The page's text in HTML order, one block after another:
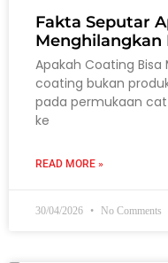
Fakta Seputar
Menghilangkan
Apakah Coating
coating bukan
pada permukaan
ke
READ MORE »
30/04/2026 No Comments